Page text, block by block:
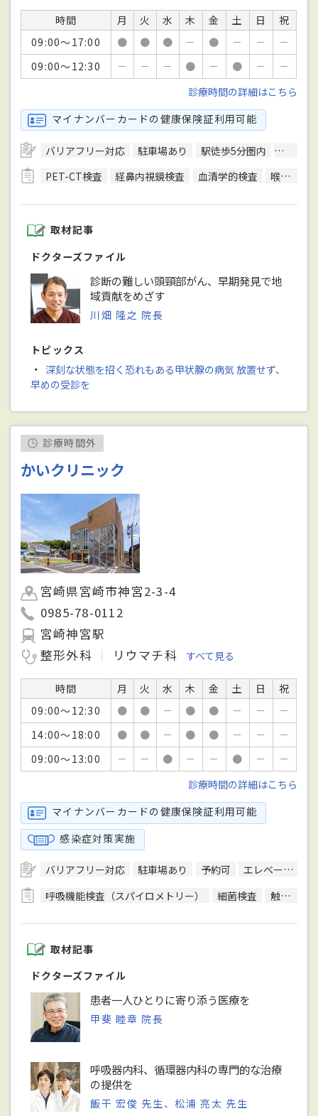
時間 月 火 水 木 金 土 日
祝
09:00～17:00
● ● ● － ● － －
－
09:00～12:30
－ － － ● － ● －
－
診療時間の詳細はこちら
マイナンバーカードの健康保険証利用可能
バリアフリー対応 駐車場あり 駅徒歩5分圏内
予約可
PET-CT検査
経鼻内視鏡検査 血清学的検査 喉頭鏡検査
取材記事
ドクターズファイル
診断の難しい頭頸部がん、早期発見で地
域貢献をめざす
川畑 隆之 院長
トピックス
・ 深刻な状態を招く恐れもある甲状腺の病気 放置せず、
早めの受診を
診療時間外
かいクリニック
宮崎県宮崎市神宮2-3-4
0985-78-0112
宮崎神宮駅
整形外科
リウマチ科 すべて見る
時間 月 火 水 木 金 土 日
祝
09:00～12:30
● ● － ● ● － －
－
14:00～18:00
● ● － ● ● － －
－
09:00～13:00
－ － ● － － ● －
－
診療時間の詳細はこちら
マイナンバーカードの健康保険証利用可能
感染症対策実施
バリアフリー対応 駐車場あり 予約可
エレベーターあり
呼吸機能検査（スパイロメトリー）
細菌検査 触診圧痛点検査
取材記事
ドクターズファイル
患者一人ひとりに寄り添う医療を
甲斐 睦章 院長
呼吸器内科、循環器内科の専門的な治療
の提供を
飯干 宏俊 先生、松浦 亮太 先生